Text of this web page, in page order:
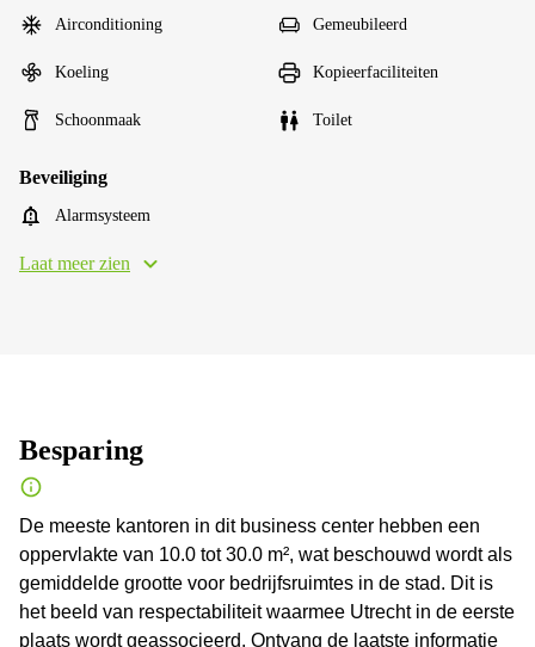
Airconditioning Gemeubileerd
Koeling Kopieerfaciliteiten
Schoonmaak Toilet
Beveiliging
Alarmsysteem
Laat meer zien
Besparing
De meeste kantoren in dit business center hebben een
oppervlakte van 10.0 tot 30.0 m², wat beschouwd wordt als
gemiddelde grootte voor bedrijfsruimtes in de stad. Dit is
het beeld van respectabiliteit waarmee Utrecht in de eerste
plaats wordt geassocieerd. Ontvang de laatste informatie